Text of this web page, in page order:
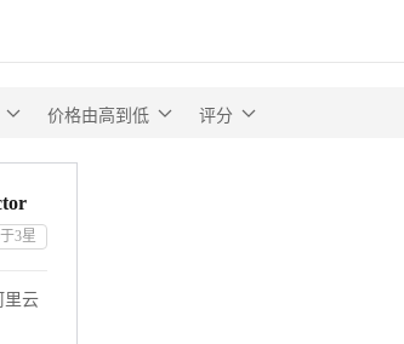
价格由高到低 评分
3星
里云